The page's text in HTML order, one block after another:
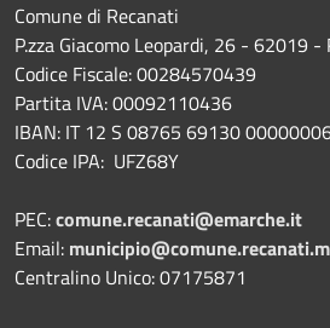
Comune di Recanati
P.zza Giacomo Leopardi, 26 - 62019 -
Codice Fiscale: 00284570439
Partita IVA: 00092110436
IBAN: IT 12 S 08765 69130
Codice IPA: UFZ68Y
PEC:comune.recanati@emarche.it
Email:
Centralino Unico: 07175871